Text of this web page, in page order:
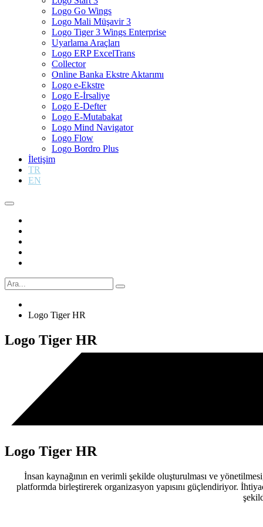
Logo Go Wings
Logo Mali Müşavir 3
Logo Tiger 3 Wings Enterprise
Uyarlama Araçları
Logo ERP ExcelTrans
Collector
Online Banka Ekstre Aktarımı
Logo e-Ekstre
Logo E-İrsaliye
Logo E-Defter
Logo E-Mutabakat
Logo Mind Navigator
Logo Flow
Logo Bordro Plus
İletişim
TR
EN
Logo Tiger HR
Logo Tiger HR
Logo Tiger HR
İnsan kaynağının en verimli şekilde oluşturulması ve
platformda birleştirerek organizasyon yapısını güçlendiriyor.